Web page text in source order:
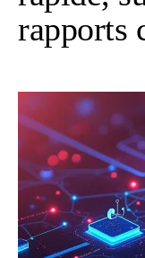
rapports